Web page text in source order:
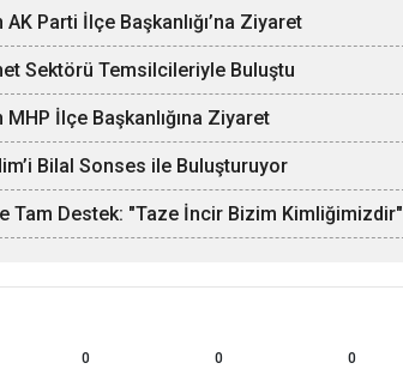
Parti İlçe Başkanlığı’na Ziyaret
Sektörü Temsilcileriyle Buluştu
MHP İlçe Başkanlığına Ziyaret
Bilal Sonses ile Buluşturuyor
Tam Destek: "Taze İncir Bizim Kimliğimizdir"
0 0 0